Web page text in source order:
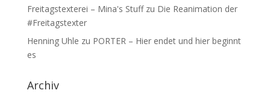
Freitagstexterei – Mina's Stuffzu Die Reanimation der
#Freitagstexter
Henning Uhle zu PORTER – Hier endet und hier beginnt
es
Archiv